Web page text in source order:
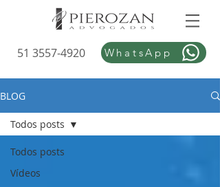
51 3557-4920 WhatsApp
BLOG
Todos posts
Vídeos
Todos posts